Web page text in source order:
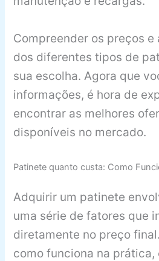
Compreender os preços
dos diferentes tipos de
sua escolha. Agora que
informações, é hora de
encontrar as melhores
disponíveis no mercado.
Patinete quanto custa: Como
Adquirir um patinete
uma série de fatores que
diretamente no preço
como funciona na